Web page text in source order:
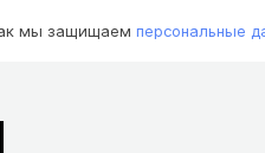
мы защищаем персональные